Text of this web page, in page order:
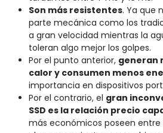
Son más resistentes. Ya que
parte mecánica como los
a gran velocidad mientras la
toleran algo mejor los golpes.
Por el punto anterior, generan
calor y consumen menos
importancia en dispositivos
Por el contrario, el gran
SSD es la relación precio
más económicos poseen entre